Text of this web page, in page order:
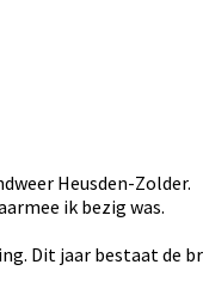
Heusden-Zolder.
ik bezig was.
jaar bestaat de